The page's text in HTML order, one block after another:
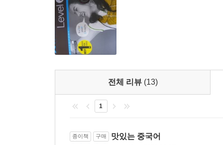
전체 리뷰 (13)
1
종이책 구매 맛있는 중국어